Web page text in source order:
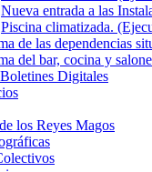
Nueva entrada a las
Piscina climatizada.
de las dependencias
del bar, cocina y
Digitales
los Reyes Magos